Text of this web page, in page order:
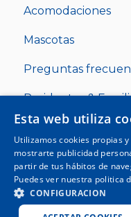
Acomodaciones
Mascotas
Preguntas
Residentes &
Esta web utiliza
Utilizamos cookies propias
mostrarte publicidad
partir de tus hábitos de
Puedes ver nuestra politica
CONFIGURACION